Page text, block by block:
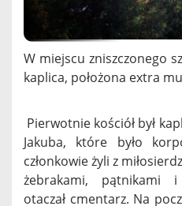
W miejscu zniszczonego
kaplica, położona extra
Pierwotnie kościół był
Jakuba, które było
członkowie żyli z
żebrakami, pątnikami
otaczał cmentarz. Na